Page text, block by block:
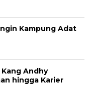
Kampung Adat
Andhy
hingga Karier